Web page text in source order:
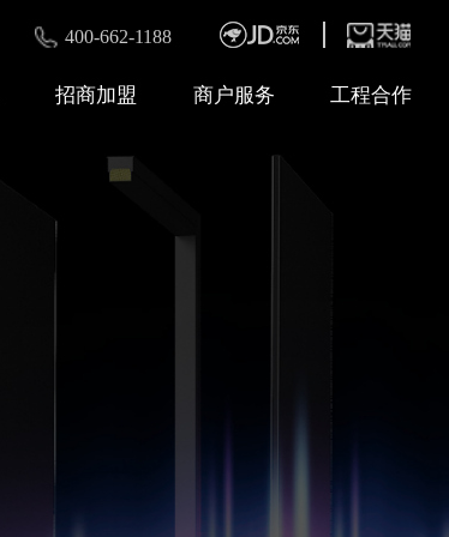
400-662-1188
招商加盟 商户服务 工程合作